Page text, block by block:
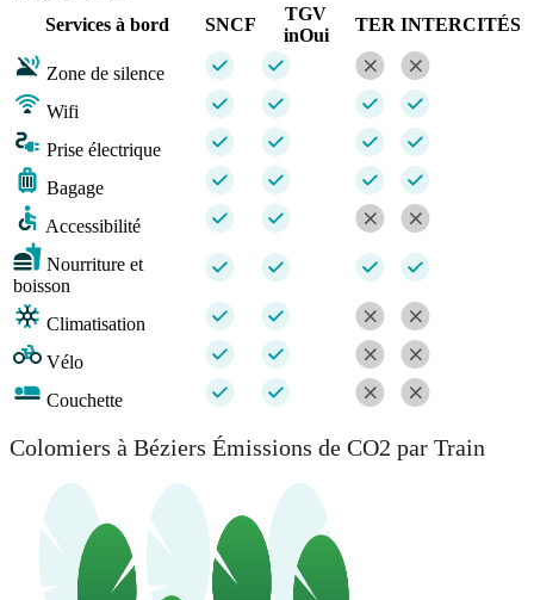
Services à bord
SNCF
TGV
inOui
TER INTERCITÉS
Zone de silence
Wifi
Prise électrique
Bagage
Accessibilité
Nourriture et
boisson
Climatisation
Vélo
Couchette
Colomiers à Béziers Émissions de CO2 par Train